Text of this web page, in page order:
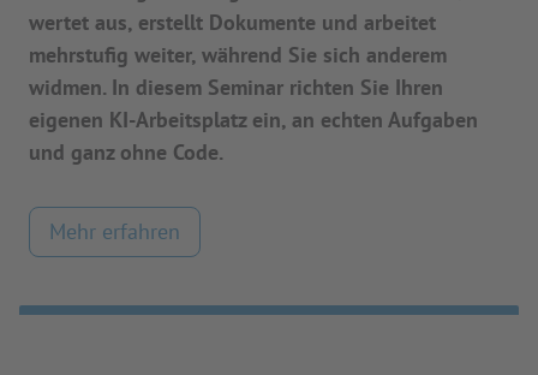
wertet aus, erstellt Dokumente und arbeitet
mehrstufig weiter, während Sie sich anderem
widmen. In diesem Seminar richten Sie Ihren
eigenen KI-Arbeitsplatz ein, an echten Aufgaben
und ganz ohne Code.
Mehr erfahren